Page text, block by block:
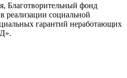
Благотворительный фонд
реализации социальной
гарантий неработающих